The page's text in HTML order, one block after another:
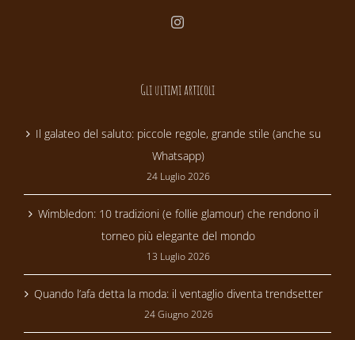
Gli ultimi articoli
Il galateo del saluto: piccole regole, grande stile (anche su
Whatsapp)
24 Luglio 2026
Wimbledon: 10 tradizioni (e follie glamour) che rendono il
torneo più elegante del mondo
13 Luglio 2026
Quando l’afa detta la moda: il ventaglio diventa trendsetter
24 Giugno 2026